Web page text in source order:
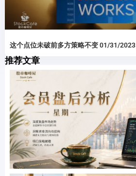
这个点位未破前多方策略不变 01/31/2023
推荐文章